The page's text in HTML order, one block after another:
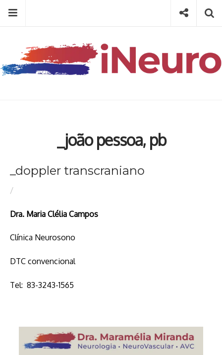
content
Menu
then
press
Type your search keyword, and press enter to search
Social
_joão pessoa, pb
_doppler transcraniano
/
Dra. Maria Clélia Campos
Clínica Neurosono
DTC convencional
Tel: 83-3243-1565